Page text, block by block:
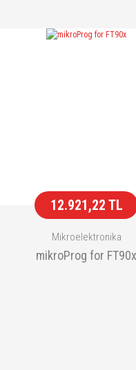
12.921,22 TL
Mikroelektronika
mikroProg for FT90x